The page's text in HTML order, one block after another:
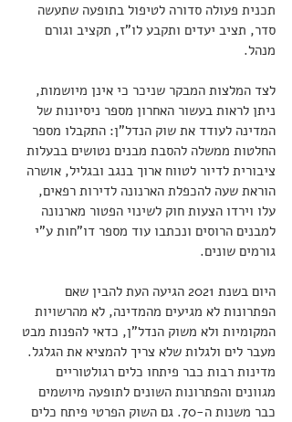
תכנית פעולה סדורה לטיפול בתופעה שתעשה
סדר, תציב יעדים ותקבע לו"ז, תקציב וגורם
מנהל.
לצד המלצות המבקר שניכר כי אינן מיושמות,
ניתן לראות בעשור האחרון מספר ניסיונות של
המדינה לעודד את שוק הנדל"ן: התקבלו מספר
החלטות ממשלה להסבת מבנים נטושים בבעלות
ציבורית לדיור לטווח ארוך בנגב ובגליל, אושרה
הוראת שעה להכפלת הארנונה לדירות רפאים,
עלו וירדו הצעות חוק לשינוי הפטור מארנונה
למבנים הרוסים ונכתבו עוד מספר דו"חות ע"י
גורמים שונים.
היום בשנת 2021 הגיעה העת להבין שאם
הפתרונות לא מגיעים מהמדינה, לא מהרשויות
המקומיות ולא משוק הנדל"ן, כדאי להפנות מבט
מעבר לים ולגלות שלא צריך להמציא את הגלגל.
מדינות רבות כבר פיתחו כלים רגולטוריים
מגוונים והפתרונות השונים לתופעה מיושמים
כבר משנות ה-70. גם השוק הפרטי פיתח כלים